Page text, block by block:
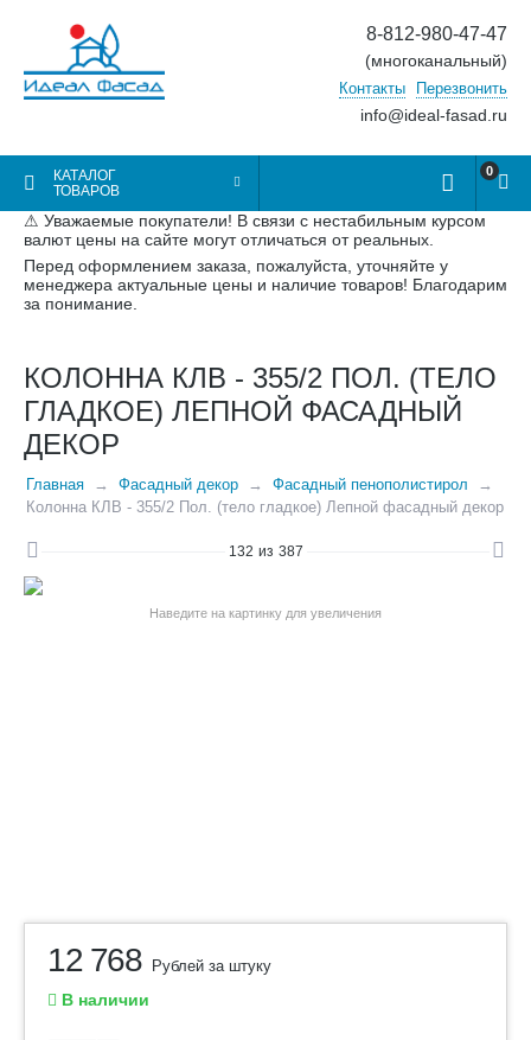
8-812-980-47-47
(многоканальный)
Контакты Перезвонить
info@ideal-fasad.ru
КАТАЛОГ
ТОВАРОВ
0
⚠ Уважаемые покупатели! В связи с нестабильным курсом
валют цены на сайте могут отличаться от реальных.
Перед оформлением заказа, пожалуйста, уточняйте у
менеджера актуальные цены и наличие товаров! Благодарим
за понимание.
КОЛОННА КЛВ - 355/2 ПОЛ. (ТЕЛО
ГЛАДКОЕ) ЛЕПНОЙ ФАСАДНЫЙ
ДЕКОР
Главная Фасадный декор
Фасадный пенополистирол
Колонна КЛВ - 355/2 Пол. (тело гладкое) Лепной фасадный декор
132 из 387
Наведите на картинку для увеличения
12 768 Рублей за штуку
В наличии